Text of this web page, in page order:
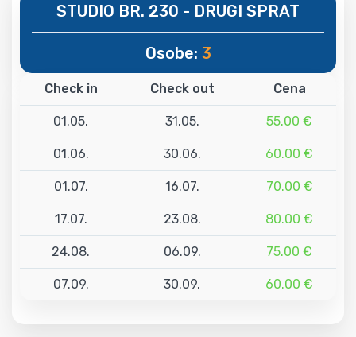
STUDIO BR. 230 - DRUGI SPRAT
Osobe: 3
Check in Check out Cena
01.05. 31.05. 55.00 €
01.06. 30.06. 60.00 €
01.07. 16.07. 70.00 €
17.07. 23.08. 80.00 €
24.08. 06.09. 75.00 €
07.09. 30.09. 60.00 €